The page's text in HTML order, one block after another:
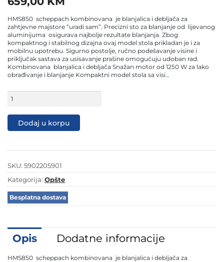
HMS850 scheppach kombinovana je blanjalica i debljača za
zahtjevne majstore “uradi sam”. Precizni sto za blanjanje od lijevanog
aluminijuma osigurava najbolje rezultate blanjanja. Zbog
kompaktnog i stabilnog dizajna ovaj model stola prikladan je i za
mobilnu upotrebu. Sigurno postolje, ručno podešavanje visine i
priključak sastava za usisavanje prašine omogućuju udoban rad.
Kombinovana blanjalica i debljača Snažan motor od 1250 W za lako
obrađivanje i blanjanje Kompaktni model stola sa visi…
debljača
HMS850
količina
Dodaj u korpu
SKU: 5902205901
Kategorija: Opšte
Besplatna dostava
Opis Dodatne informacije
HMS850 scheppach kombinovana je blanjalica i debljača za